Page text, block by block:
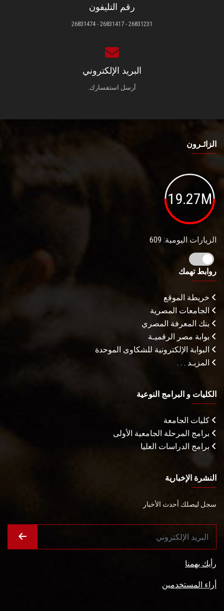
رقم التليفون
26831231 - 26831417 - 26831474
البريد الإلكتروني
أرسل استفسارك.
الزائـرون
19.27M
الزيارات اليومية: 609
روابط تهمك
خريطة الموقع
الجامعات المصرية
بنك المعرفة المصري
بوابة مصر الرقميـة
البوابة الإلكترونية للشكاوى الموحدة
المزيـد . . .
الكليات و البرامج النوعية
كليات الجامعة
برامج المرحلة الجامعية الأولى
برامج الدراسات العليا
النشرة الإخبارية
سجل ليصلك أحدث الأخبار
رأيك يهمنا
أراء المستخدمين